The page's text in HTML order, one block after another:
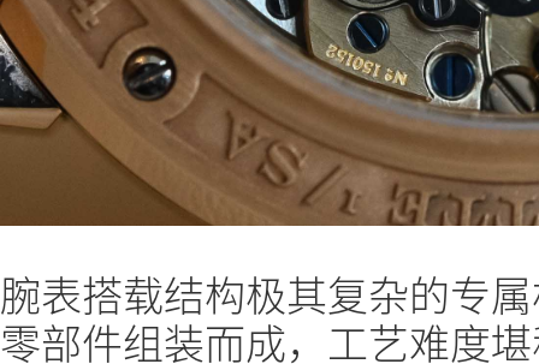
腕表搭载结构极其复杂的专
零部件组装而成，工艺难度